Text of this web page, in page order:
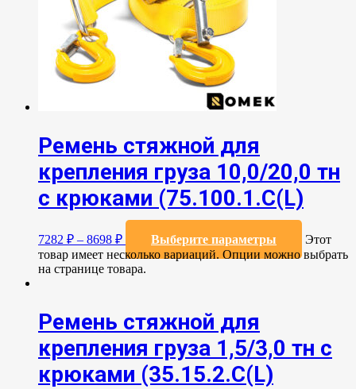
Ремень стяжной для
крепления груза 10,0/20,0 тн
с крюками (75.100.1.C(L)
7282 ₽ – 8698 ₽ Выберите параметры
Этот
товар имеет несколько вариаций. Опции можно выбрать
на странице товара.
Ремень стяжной для
крепления груза 1,5/3,0 тн с
крюками (35.15.2.С(L)